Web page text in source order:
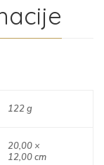
122 g
20,00 ×
12,00 cm